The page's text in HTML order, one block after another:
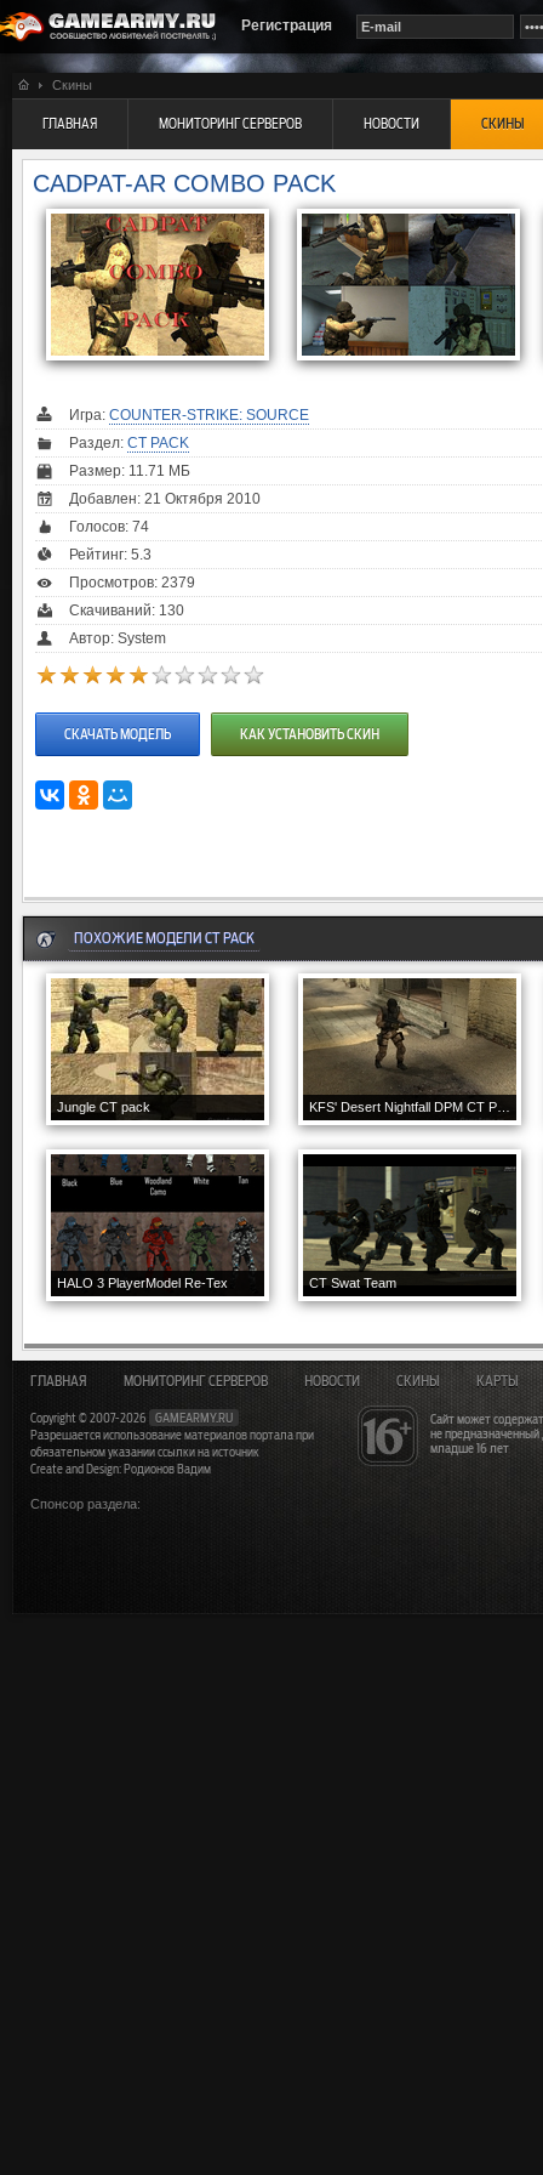
Регистрация
Скины
ГЛАВНАЯ МОНИТОРИНГ СЕРВЕРОВ НОВОСТИ СКИНЫ
CADPAT-AR COMBO PACK
Игра: COUNTER-STRIKE: SOURCE
Раздел: CT PACK
Размер: 11.71 МБ
Добавлен: 21 Октября 2010
Голосов: 74
Рейтинг: 5.3
Просмотров: 2379
Скачиваний: 130
Автор: System
СКАЧАТЬ МОДЕЛЬ КАК УСТАНОВИТЬ СКИН
ПОХОЖИЕ МОДЕЛИ CT PACK
Jungle CT pack
HALO 3 PlayerModel Re-Tex CT Swat Team
Сайт может
не
младше 16 лет
ГЛАВНАЯ МОНИТОРИНГ СЕРВЕРОВ НОВОСТИ СКИНЫ КАРТЫ
Copyright © 2007-2026
GAMEARMY.RU
Разрешается использование материалов портала при
обязательном указании ссылки на источник
Create and Design: Родионов Вадим
Спонсор раздела: